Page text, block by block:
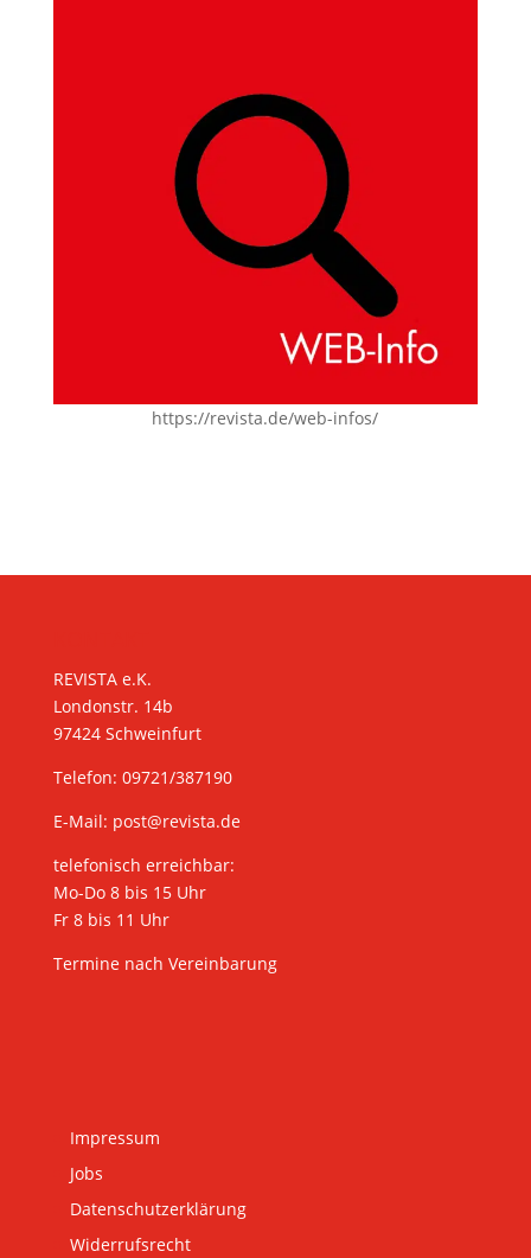
https://revista.de/web-infos/
REVISTA e.K.
Londonstr. 14b
97424 Schweinfurt
Telefon: 09721/387190
E-Mail: post@revista.de
telefonisch erreichbar:
Mo-Do 8 bis 15 Uhr
Fr 8 bis 11 Uhr
Termine nach Vereinbarung
Impressum
Jobs
Datenschutzerklärung
Widerrufsrecht